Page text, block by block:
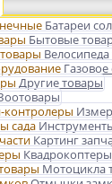
Батареи
Бытовые
Другие товары
Картинг
Квадрокоптеры
Мотоцикла